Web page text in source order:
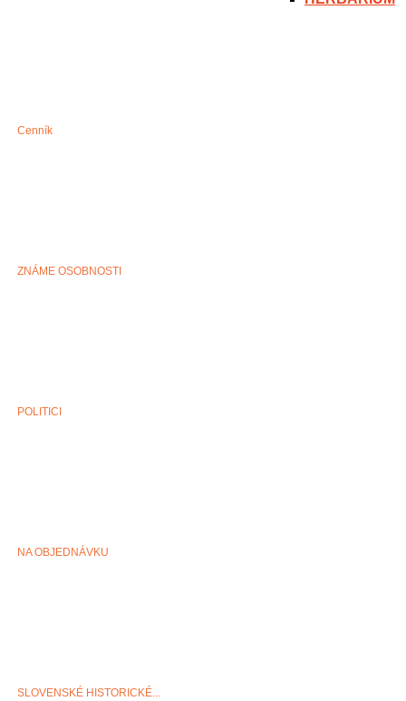
Cenník
ZNÁME OSOBNOSTI
POLITICI
NA OBJEDNÁVKU
SLOVENSKÉ HISTORICKÉ...